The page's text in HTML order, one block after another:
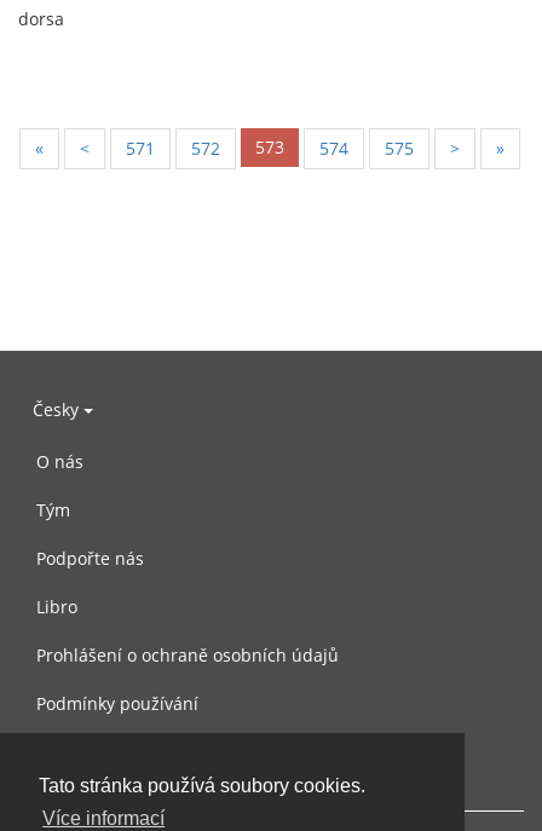
Tato stránka používá soubory cookies.
Více informací
dorsa
« < 571 572 573 574 575 > »
Česky
O nás
Tým
Podpořte nás
Libro
Prohlášení o ochraně osobních údajů
Podmínky používání